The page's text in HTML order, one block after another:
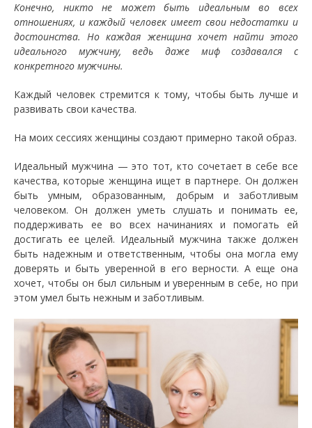
Конечно, никто не может быть идеальным во всех
отношениях, и каждый человек имеет свои недостатки и
достоинства. Но каждая женщина хочет найти этого
идеального мужчину, ведь даже миф создавался с
конкретного мужчины.
Каждый человек стремится к тому, чтобы быть лучше и
развивать свои качества.
На моих сессиях женщины создают примерно такой образ.
Идеальный мужчина — это тот, кто сочетает в себе все
качества, которые женщина ищет в партнере. Он должен
быть умным, образованным, добрым и заботливым
человеком. Он должен уметь слушать и понимать ее,
поддерживать ее во всех начинаниях и помогать ей
достигать ее целей. Идеальный мужчина также должен
быть надежным и ответственным, чтобы она могла ему
доверять и быть уверенной в его верности. А еще она
хочет, чтобы он был сильным и уверенным в себе, но при
этом умел быть нежным и заботливым.